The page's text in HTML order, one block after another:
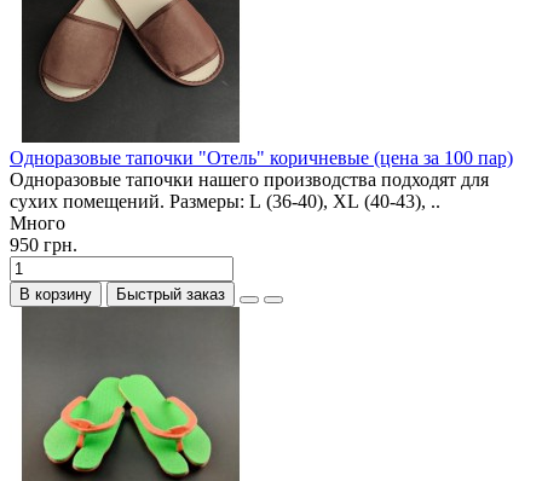
Одноразовые тапочки "Отель" коричневые (цена за 100 пар)
Одноразовые тапочки нашего производства подходят для
сухих помещений. Размеры: L (36-40), XL (40-43), ..
Много
950 грн.
В корзину Быстрый заказ